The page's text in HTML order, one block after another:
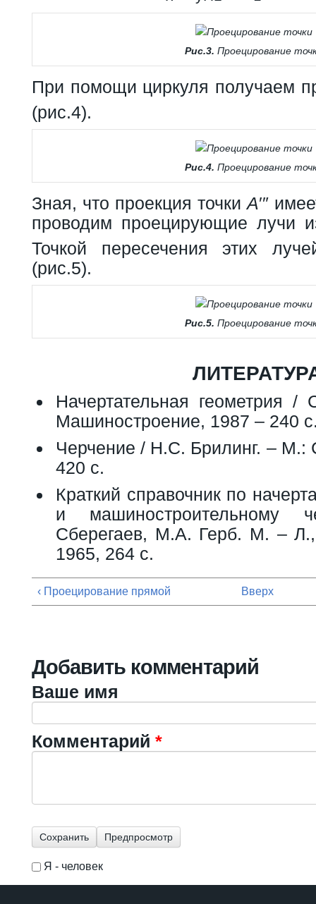
Рис.3. Проецирование
При помощи циркуля получаем
(рис.4).
Рис.4. Проецирование
Зная, что проекция точки А′″
проводим проецирующие лучи
Точкой пересечения этих
(рис.5).
Рис.5. Проецирование
Начертательная геометрия
Машиностроение, 1987 – 240
Черчение / Н.С. Брилинг. – М.:
420 с.
Краткий справочник по
и
Сберегаев, М.А. Герб. М. –
1965, 264 с.
‹ Проецирование прямой Вверх
Добавить комментарий
Ваше имя
Комментарий *
Я - человек